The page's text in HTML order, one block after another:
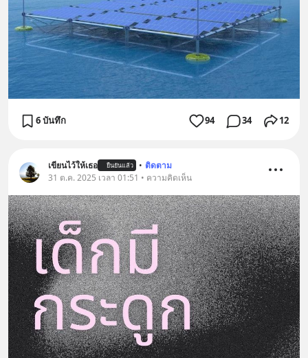
6 บันทึก 94 34 12
เขียนไว้ให้เธอ ยืนยันแล้ว • ติดตาม
31 ต.ค. 2025 เวลา 01:51 • ความคิดเห็น